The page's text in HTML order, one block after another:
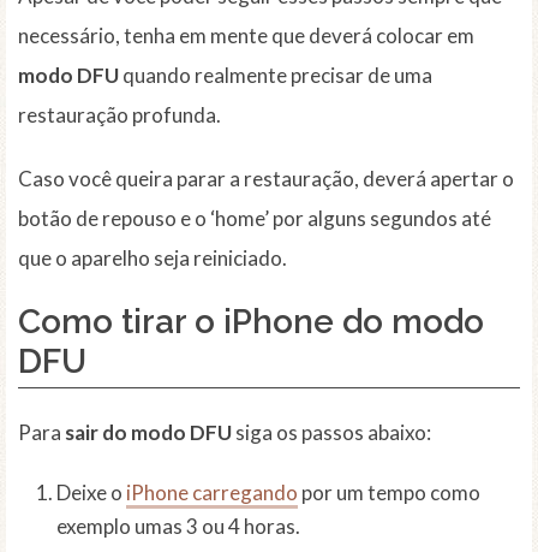
necessário, tenha em mente que deverá colocar em
modo DFUquando realmente precisar de uma
restauração profunda.
Caso você queira parar a restauração, deverá apertar o
botão de repouso e o ‘home’ por alguns segundos até
que o aparelho seja reiniciado.
Como tirar o iPhone do modo
DFU
Para sair do modo DFUsiga os passos abaixo:
Deixe o iPhone carregando por um tempo como
exemplo umas 3 ou 4 horas.